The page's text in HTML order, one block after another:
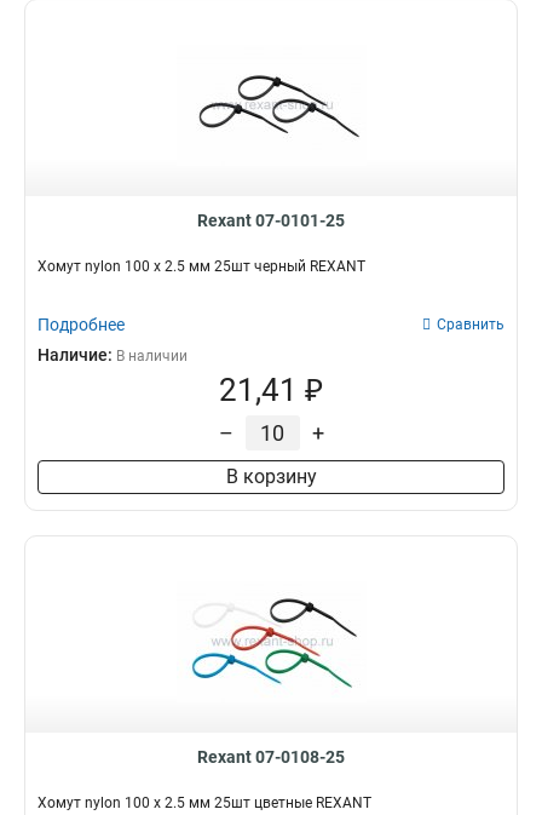
Rexant 07-0101-25
Хомут nylon 100 х 2.5 мм 25шт черный REXANT
Подробнее Сравнить
Наличие: В наличии
21,41 ₽
– +
В корзину
Rexant 07-0108-25
Хомут nylon 100 х 2.5 мм 25шт цветные REXANT